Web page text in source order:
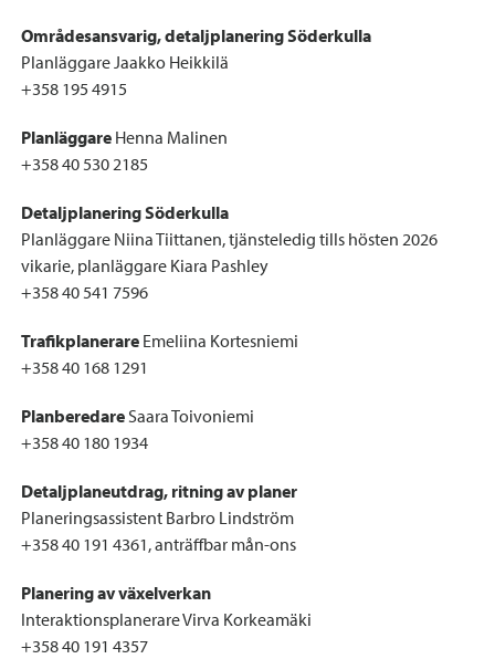
Områdesansvarig, detaljplanering Söderkulla
Planläggare Jaakko Heikkilä
+358 195 4915
PlanläggareHenna Malinen
+358 40 530 2185
Detaljplanering Söderkulla
Planläggare Niina Tiittanen, tjänsteledig tills hösten 2026
vikarie, planläggare Kiara Pashley
+358 40 541 7596
Trafikplanerare Emeliina Kortesniemi
+358 40 168 1291
PlanberedareSaara Toivoniemi
+358 40 180 1934
Detaljplaneutdrag, ritning av planer
Planeringsassistent Barbro Lindström
+358 40 191 4361, anträffbar mån-ons
Planering av växelverkan
Interaktionsplanerare Virva Korkeamäki
+358 40 191 4357